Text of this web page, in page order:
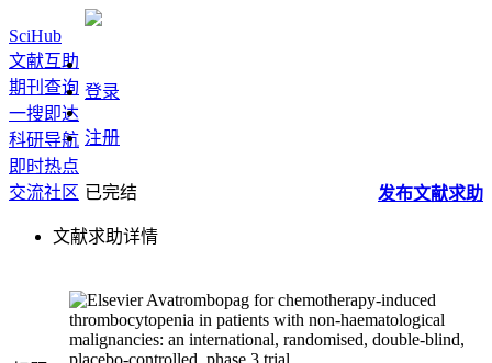
SciHub
文献互助
期刊查询
一搜即达
科研导航
即时热点
交流社区
登录
注册
发布文献求助
已完结
文献求助详情
Avatrombopag for chemotherapy-induced
thrombocytopenia in patients with non-haematological
malignancies: an international, randomised, double-blind,
placebo-controlled, phase 3 trial